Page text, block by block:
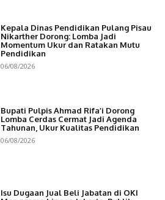
Kepala Dinas Pendidikan Pulang Pisau
Nikarther Dorong: Lomba Jadi
Momentum Ukur dan Ratakan Mutu
Pendidikan
06/08/2026
Bupati Pulpis Ahmad Rifa’i Dorong
Lomba Cerdas Cermat Jadi Agenda
Tahunan, Ukur Kualitas Pendidikan
06/08/2026
Isu Dugaan Jual Beli Jabatan di OKI